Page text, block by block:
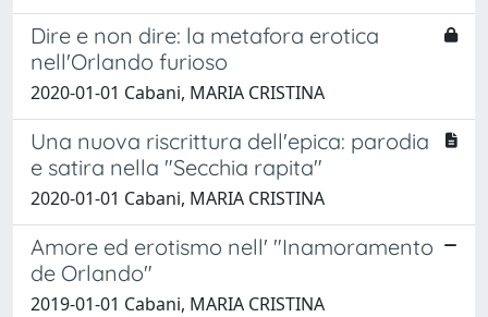
Dire e non dire: la metafora erotica
nell'Orlando furioso
2020-01-01 Cabani, MARIA CRISTINA
Una nuova riscrittura dell'epica: parodia
e satira nella "Secchia rapita"
2020-01-01 Cabani, MARIA CRISTINA
Amore ed erotismo nell' "Inamoramento
de Orlando"
2019-01-01 Cabani, MARIA CRISTINA